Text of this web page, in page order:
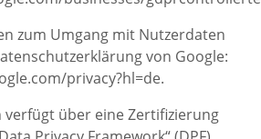
zum Umgang mit Nutzerdaten
von Google:
privacy?hl=de.
verfügt über eine Zertifizierung